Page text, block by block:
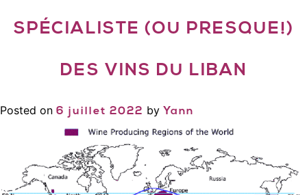
SPÉCIALISTE (OU PRESQUE!)
DES VINS DU LIBAN
Posted on 6 juillet 2022 by Yann